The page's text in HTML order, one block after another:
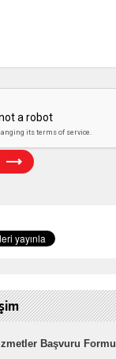
Başvuru Formu